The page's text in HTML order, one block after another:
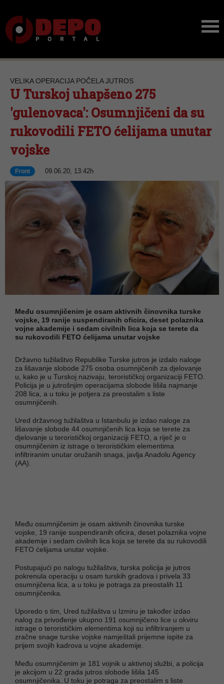
VELIKA OPERACIJA POČELA JUTROS
U Turskoj uhapšeno 275
'gulenovaca': Osumnjičeni da su
rukovodili FETO ćelijama unutar
vojske
Front 09.06.20, 13:42h
Među osumnjičenim je osam aktivnih činovnika turske
vojske, 19 ranije suspendiranih oficira, deset polaznika
vojne akademije i sedam civilnih lica koja se terete da
su rukovodili FETO ćelijama unutar vojske
Državno tužilaštvo Republike Turske jutros je izdalo naloge
za lišavanje slobode 275 osoba osumnjičenih za djelovanje
u, kako je u Turskoj nazivaju, terorističkoj organizaciji FETO.
Policija je u jutrošnjim operacijama slobode lišila najmanje
208 lica, a u toku je potjera za preostalim s liste
osumnjičenih.
Ured državnog tužilaštva u Istanbulu je izdao naloge za
lišavanje slobode 44 osumnjičenih lica koja se terete za
djelovanje u terorističkoj organizaciji FETO, a riječ je o
osumnjičenim iz istrage o terorističkim elementima
infiltriranim unutar oružanih snaga, javlja Anadolu Agency
(AA).
Među osumnjičenim je osam aktivnih činovnika turske
vojske, 19 ranije suspendiranih oficira, deset polaznika vojne
akademije i sedam civilnih lica koja se terete da su rukovodili
FETO ćelijama unutar vojske.
Postupajući po nalogu tužilaštva, turska policija je jutros
pokrenula operaciju u osam turskih gradova i privela 33
osumnjičena lica, a u toku je potraga za preostalih 11
osumnjičenika.
Uporedo s tim, Ured tužilaštva u Izmiru je također izdao
nalog za privođenje ukupno 191 osumnjičeno lice u okviru
istrage o terorističkim elementima koji su infiltriranjem u
zračne snage turske vojske namještali prijemne ispite za
prijem svojih kadrova u vojne akademije.
Među osumnjičenim je 181 vojnik u aktivnoj službi, a policija
je akcijom u 22 grada jutros slobode lišila 145
osumnjičenika. U toku je potraga za preostalim s liste